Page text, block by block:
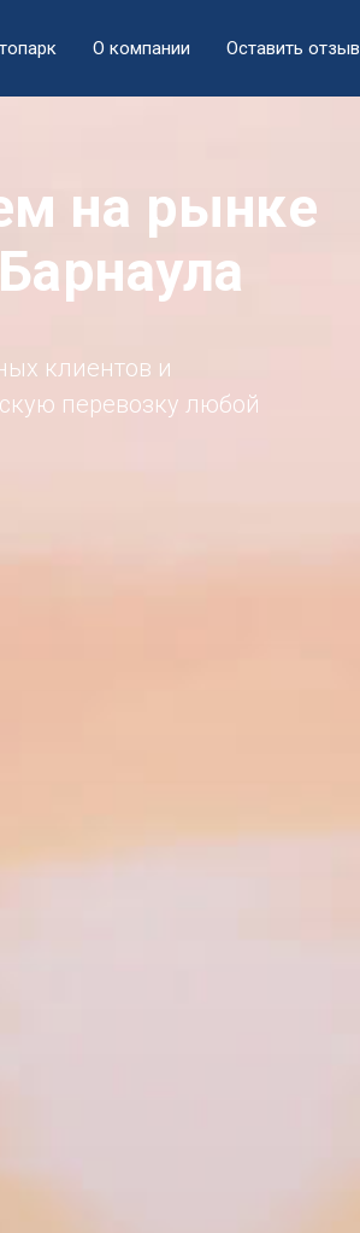
О компании Оставить отзыв
на рынке
клиентов и
перевозку любой